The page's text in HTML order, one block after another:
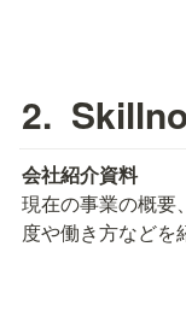
2.
現在の事業の概要
度や働き方などを